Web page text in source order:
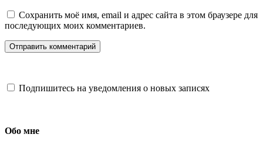
Сохранить моё имя, email и адрес сайта в этом браузере для
последующих моих комментариев.
Подпишитесь на уведомления о новых записях
Обо мне